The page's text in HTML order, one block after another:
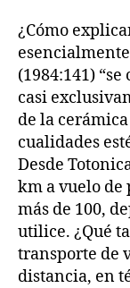
¿Cómo
(1984:141)
casi
de la
cualidades
Desde
km a vuelo de
más de 100,
utilice. ¿Qué
transporte de
distancia, en